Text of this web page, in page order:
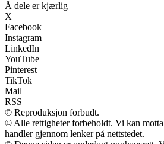
Å dele er kjærlig
X
Facebook
Instagram
LinkedIn
YouTube
Pinterest
TikTok
Mail
RSS
© Reproduksjon forbudt.
© Alle rettigheter forbeholdt. Vi kan motta
handler gjennom lenker på nettstedet.